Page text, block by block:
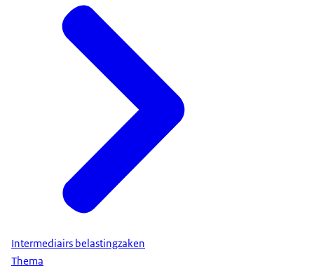
Intermediairs belastingzaken
Thema